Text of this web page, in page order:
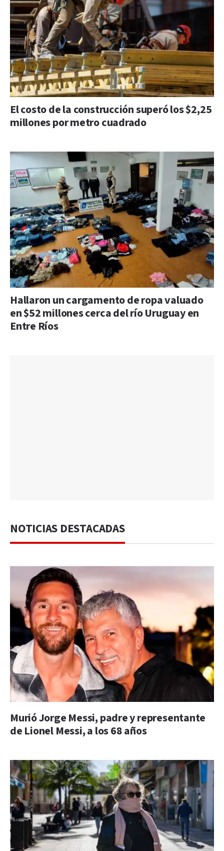
El costo de la construcción superó los $2,25
millones por metro cuadrado
Hallaron un cargamento de ropa valuado
en $52 millones cerca del río Uruguay en
Entre Ríos
NOTICIAS DESTACADAS
Murió Jorge Messi, padre y representante
de Lionel Messi, a los 68 años